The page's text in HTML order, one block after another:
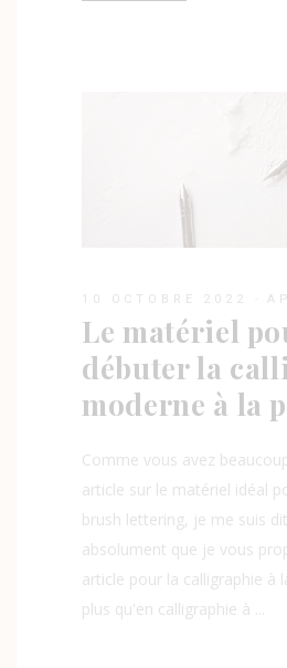
10 OCTOBRE 2022
Le matériel
débuter la
moderne à la
Comme vous avez
article sur le matériel idéal
brush lettering, je me suis
absolument que je vous
article pour la calligraphie à
plus qu'en calligraphie à